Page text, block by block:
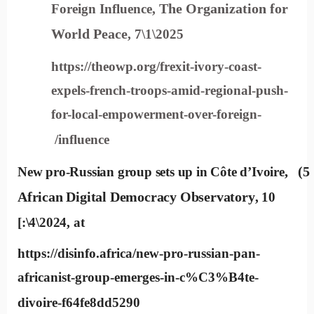
Foreign Influence, The Organization for
World Peace, 7\1\2025
https://theowp.org/frexit-ivory-coast-
expels-french-troops-amid-regional-push-
for-local-empowerment-over-foreign-
influence/
5)
New pro-Russian group sets up in Côte d’Ivoire,
African Digital Democracy Observatory, 10
\4\2024, at:]
https://disinfo.africa/new-pro-russian-pan-
africanist-group-emerges-in-c%C3%B4te-
divoire-f64fe8dd5290